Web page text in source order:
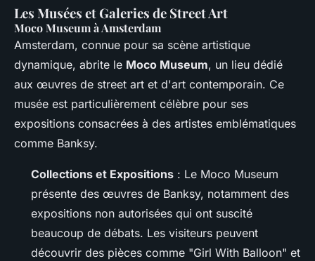
Les Musées et Galeries de Street Art
Moco Museum à Amsterdam
Amsterdam, connue pour sa scène artistique
dynamique, abrite le Moco Museum, un lieu dédié
aux œuvres de street art et d'art contemporain. Ce
musée est particulièrement célèbre pour ses
expositions consacrées à des artistes emblématiques
comme Banksy.
Collections et Expositions : Le Moco Museum
présente des œuvres de Banksy, notamment des
expositions non autorisées qui ont suscité
beaucoup de débats. Les visiteurs peuvent
découvrir des pièces comme "Girl With Balloon" et